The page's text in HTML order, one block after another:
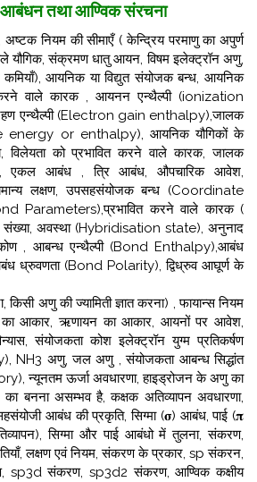
आबंधन तथा आण्विक संरचना
नियम की सीमाएँ ( केन्द्रिय परमाणु का अपुर्ण
यौगिक, संक्रमण धातु आयन, विषम इलेक्ट्रॉन अणु,
आयनिक या विद्युत संयोजक बन्ध, आयनिक
करने वाले कारक , आयनन एन्थैल्पी (ionization
एन्थैल्पी (Electron gain enthalpy),जालक
energy or enthalpy), आयनिक यौगिकों के
विलेयता को प्रभावित करने वाले कारक, जालक
एकल आबंध , त्रि आबंध, औपचारिक आवेश,
लक्षण,उपसहसंयोजक बन्ध (Coordinate
Parameters),प्रभावित करने वाले कारक (
संख्या, अवस्था (Hybridisation state), अनुनाद
, आबन्ध एन्थैल्पी (Bond Enthalpy),आबंध
ध्रुवणता (Bond Polarity), द्विध्रुव आघूर्ण के
अणु की ज्यामिती ज्ञात करना) , फायान्स नियम
का आकार, ऋणायन का आकार, आयनों पर आवेश,
संयोजकता कोश इलेक्ट्रॉन युग्म प्रतिकर्षण
NH3 अणु, जल अणु , संयोजकता आबन्ध सिद्धांत
न्यूनतम ऊर्जा अवधारणा,हाइड्रोजन के अणु का
बनना असम्भव है, कक्षक अतिव्यापन अवधारणा,
आबंध की प्रकृति, सिग्मा (𝛔) आबंध, पाई (𝛑
सिग्मा और पाई आबंधो में तुलना, संकरण,
लक्षण एवं नियम, संकरण के प्रकार, sp संकरन,
संकरण, sp3d2 संकरण, आण्विक कक्षीय